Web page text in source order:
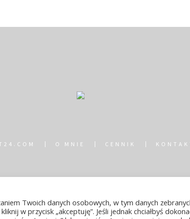
O MNIE CENNIK
Twoich danych osobowych, w tym danych
w przycisk „akceptuję”. Jeśli jednak chciałbyś